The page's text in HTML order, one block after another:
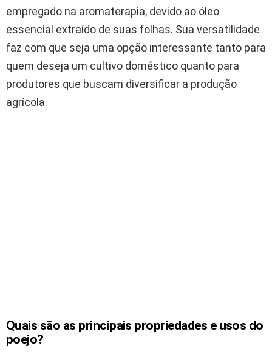
empregado na aromaterapia, devido ao óleo
essencial extraído de suas folhas. Sua versatilidade
faz com que seja uma opção interessante tanto para
quem deseja um cultivo doméstico quanto para
produtores que buscam diversificar a produção
agrícola.
Quais são as principais propriedades e usos do
poejo?